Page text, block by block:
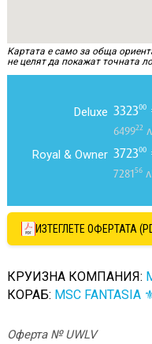
Картата е само за обща
не целят да покажат точната
Deluxe 332300
649922
Royal & Owner 372300
728156
ИЗТЕГЛЕТЕ ОФЕРТАТА
КРУИЗНА КОМПАНИЯ:
КОРАБ: MSC FANTASIA
Оферта № UWLV